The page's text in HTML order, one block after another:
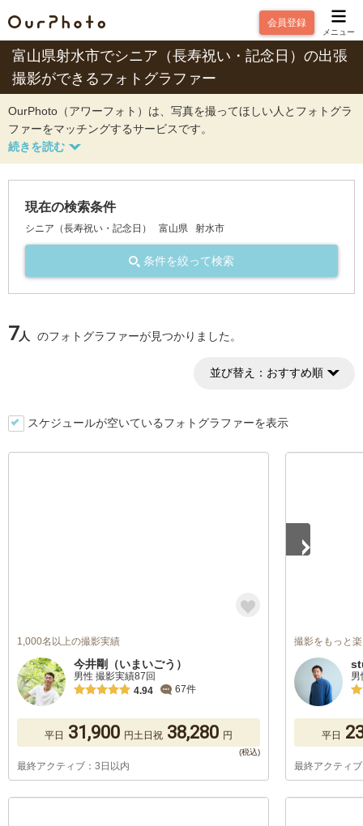
会員登録
メニュー
富山県射水市でシニア（長寿祝い・記念日）の出張
撮影ができるフォトグラファー
OurPhoto（アワーフォト）は、写真を撮ってほしい人とフォトグラ
ファーをマッチングするサービスです。
現在の検索条件
シニア（長寿祝い・記念日） 富山県 射水市
条件を絞って検索
7人 のフォトグラファーが見つかりました。
並び替え： おすすめ順
スケジュールが空いているフォトグラファーを表示
1,000名以上の撮影実績
今井剛（いまいごう）
男性 撮影実績87回
4.94
67件
平日 31,900 円土日祝 38,280 円
最終アクティブ：3日以内
撮影をもっと
平日
最終アクティ